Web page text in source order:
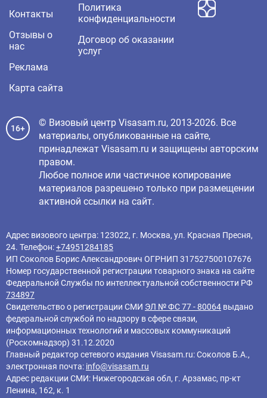
Контакты
Отзывы о
нас
Реклама
Карта сайта
Политика
конфиденциальности
Договор об оказании
услуг
16+
© Визовый центр Visasam.ru, 2013-2026. Все
материалы, опубликованные на сайте,
принадлежат Visasam.ru и защищены авторским
правом.
Любое полное или частичное копирование
материалов разрешено только при размещении
активной ссылки на сайт.
Адрес визового центра: 123022, г. Москва, ул. Красная Пресня,
24. Телефон:+74951284185
ИП Соколов Борис Александрович ОГРНИП 317527500107676
Номер государственной регистрации товарного знака на сайте
Федеральной Службы по интеллектуальной собственности РФ
734897
Свидетельство о регистрации СМИ ЭЛ № ФС 77 - 80064 выдано
федеральной службой по надзору в сфере связи,
информационных технологий и массовых коммуникаций
(Роскомнадзор) 31.12.2020
Главный редактор cетевого издания Visasam.ru: Соколов Б.А.,
электронная почта: info@visasam.ru
Адрес редакции СМИ: Нижегородская обл, г. Арзамас, пр-кт
Ленина, 162, к. 1